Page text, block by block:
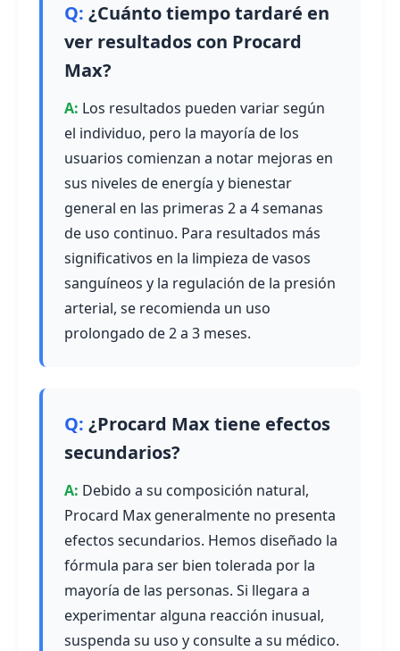
¿Cuánto tiempo tardaré en
ver resultados con Procard
Max?
Los resultados pueden variar según
el individuo, pero la mayoría de los
usuarios comienzan a notar mejoras en
sus niveles de energía y bienestar
general en las primeras 2 a 4 semanas
de uso continuo. Para resultados más
significativos en la limpieza de vasos
sanguíneos y la regulación de la presión
arterial, se recomienda un uso
prolongado de 2 a 3 meses.
¿Procard Max tiene efectos
secundarios?
Debido a su composición natural,
Procard Max generalmente no presenta
efectos secundarios. Hemos diseñado la
fórmula para ser bien tolerada por la
mayoría de las personas. Si llegara a
experimentar alguna reacción inusual,
suspenda su uso y consulte a su médico.